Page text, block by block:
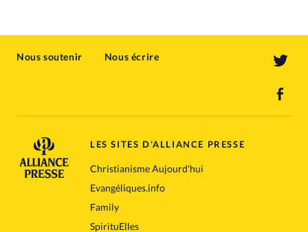
Nous soutenir Nous écrire
LES SITES D'ALLIANCE PRESSE
Christianisme Aujourd'hui
Evangéliques.info
Family
SpirituElles